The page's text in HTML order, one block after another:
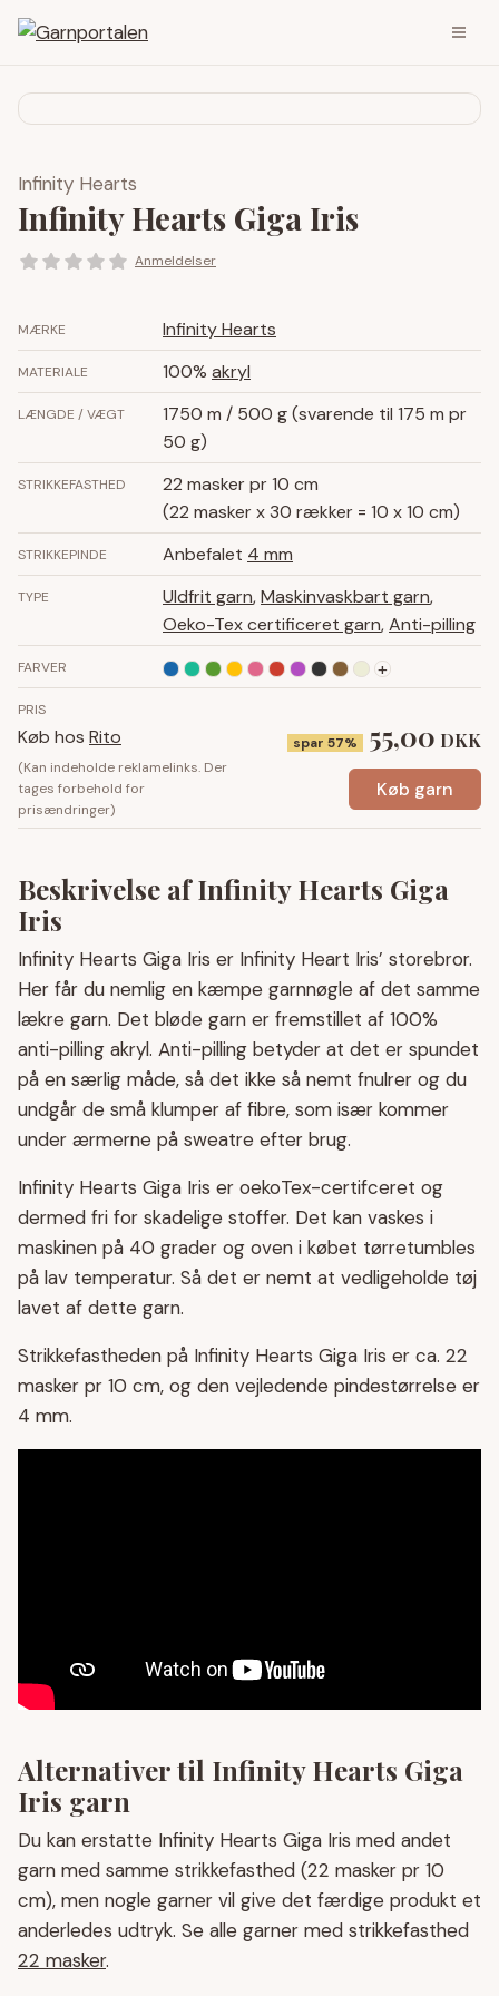
Infinity Hearts
Infinity Hearts Giga Iris
Anmeldelser
MÆRKE Infinity Hearts
MATERIALE 100% akryl
LÆNGDE / VÆGT
1750 m / 500 g (svarende til 175 m pr
50 g)
STRIKKEFASTHED
22 masker pr 10 cm
(22 masker x 30 rækker = 10 x 10 cm)
STRIKKEPINDE Anbefalet 4 mm
TYPE Uldfrit garn,Maskinvaskbart garn,
Oeko-Tex certificeret garn,Anti-pilling
FARVER +
PRIS
Køb hos Rito spar 57% 55,00 DKK
(Kan indeholde reklamelinks. Der
tages forbehold for
prisændringer)
Køb garn
Beskrivelse af Infinity Hearts Giga
Iris
Infinity Hearts Giga Iris er Infinity Heart Iris’ storebror.
Her får du nemlig en kæmpe garnnøgle af det samme
lækre garn. Det bløde garn er fremstillet af 100%
anti-pilling akryl. Anti-pilling betyder at det er spundet
på en særlig måde, så det ikke så nemt fnulrer og du
undgår de små klumper af fibre, som især kommer
under ærmerne på sweatre efter brug.
Infinity Hearts Giga Iris er oekoTex-certifceret og
dermed fri for skadelige stoffer. Det kan vaskes i
maskinen på 40 grader og oven i købet tørretumbles
på lav temperatur. Så det er nemt at vedligeholde tøj
lavet af dette garn.
Strikkefastheden på Infinity Hearts Giga Iris er ca. 22
masker pr 10 cm, og den vejledende pindestørrelse er
4 mm.
Alternativer til Infinity Hearts Giga
Iris garn
Du kan erstatte Infinity Hearts Giga Iris med andet
garn med samme strikkefasthed (22 masker pr 10
cm), men nogle garner vil give det færdige produkt et
anderledes udtryk. Se alle garner med strikkefasthed
22 masker.